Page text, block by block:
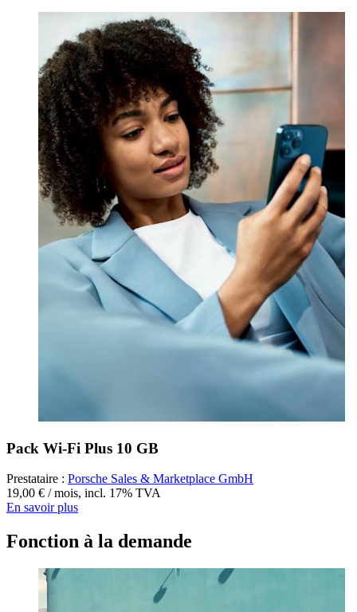
Pack Wi-Fi Plus 10 GB
Prestataire : Porsche Sales & Marketplace GmbH
19,00 € / mois, incl. 17% TVA
En savoir plus
Fonction à la demande